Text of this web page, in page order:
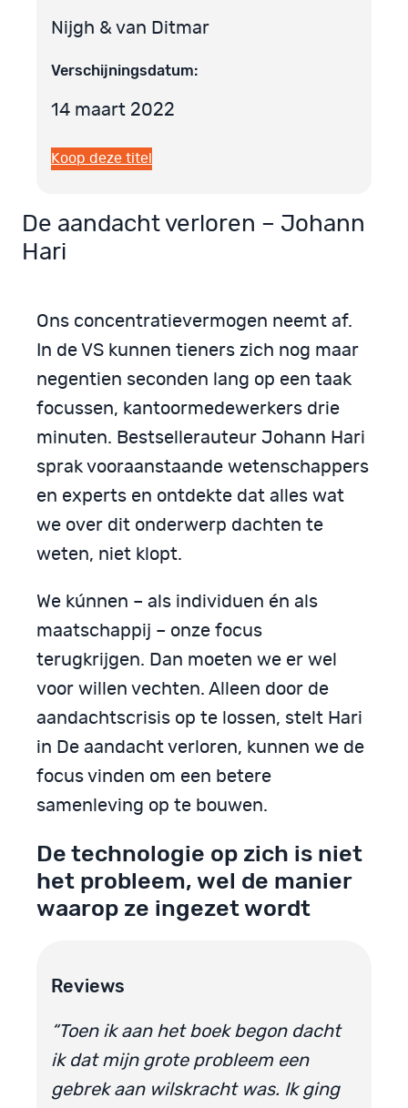
Nijgh & van Ditmar
Verschijningsdatum:
14 maart 2022
Koop deze titel
De aandacht verloren – Johann
Hari
Ons concentratievermogen neemt af.
In de VS kunnen tieners zich nog maar
negentien seconden lang op een taak
focussen, kantoormedewerkers drie
minuten. Bestsellerauteur Johann Hari
sprak vooraanstaande wetenschappers
en experts en ontdekte dat alles wat
we over dit onderwerp dachten te
weten, niet klopt.
We kúnnen – als individuen én als
maatschappij – onze focus
terugkrijgen. Dan moeten we er wel
voor willen vechten. Alleen door de
aandachtscrisis op te lossen, stelt Hari
in De aandacht verloren, kunnen we de
focus vinden om een betere
samenleving op te bouwen.
De technologie op zich is niet
het probleem, wel de manier
waarop ze ingezet wordt
Reviews
“Toen ik aan het boek begon dacht
ik dat mijn grote probleem een
gebrek aan wilskracht was. Ik ging